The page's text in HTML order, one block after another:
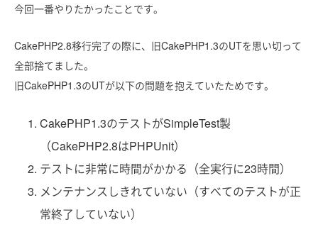
今回一番やりたかったことです。
CakePHP2.8移行完了の際に、旧CakePHP1.3のUTを思い切って
全部捨てました。
旧CakePHP1.3のUTが以下の問題を抱えていたためです。
CakePHP1.3のテストがSimpleTest製
（CakePHP2.8はPHPUnit）
テストに非常に時間がかかる（全実行に23時間）
メンテナンスしきれていない（すべてのテストが正
常終了していない）